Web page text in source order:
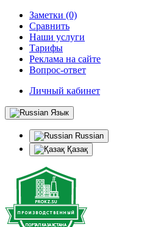
Заметки (0)
Сравнить
Наши услуги
Тарифы
Реклама на сайте
Вопрос-ответ
Личный кабинет
Язык
Russian
Қазақ